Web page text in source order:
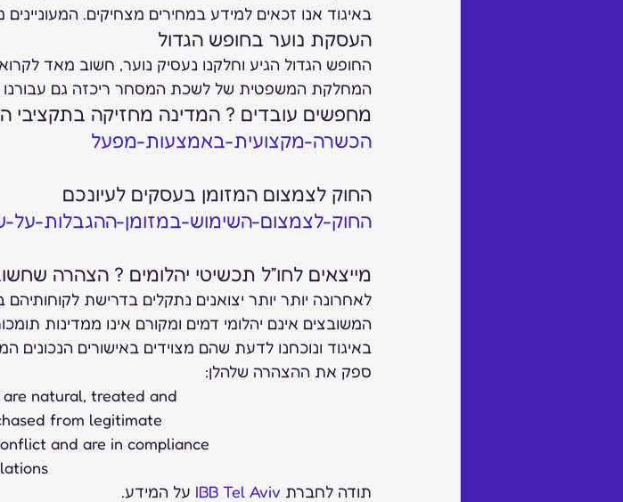
באיגוד אנו זכאים למידע במחירים מצחיקים.
העסקת נוער בחופש הגדול
החופש הגדול הגיע וחלקנו נעסיק נוער, חשוב מאד
המחלקת המשפטית של לשכת המסחר ריכזה גם
מחפשים עובדים ? המדינה מחזיקה בתקציבי
הכשרה-מקצועית-באמצעות-מפעל
החוק לצמצום המזומן בעסקים לעיונכם
החוק-לצמצום-השימוש-במזומן-ההגבלות-על-
מייצאים לחו”ל תכשיטי יהלומים ? הצהרה
לאחרונה יותר יותר יצואנים נתקלים בדרישת
המשובצים אינם יהלומי דמים ומקורם אינו ממדינות
באיגוד ונוכחנו לדעת שהם מצוידים באישורים הנכונים
ספק את ההצהרה שלהלן:
natural, treated and
from legitimate
and are in compliance
תודה לחברת IBB Tel Aviv על המידע.